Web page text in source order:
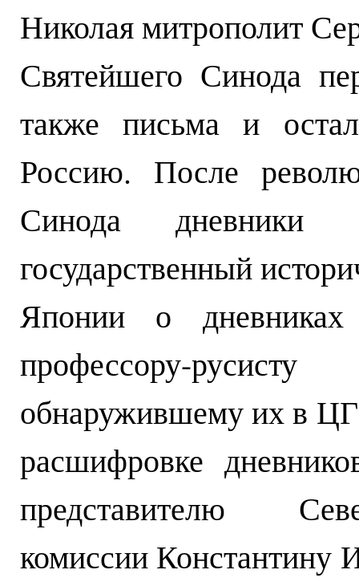
Николая митрополит
Святейшего Синода
также письма и
Россию. После
Синода дневники
государственный
Японии о дневниках
профессору-
обнаружившему их в
расшифровке
представителю
комиссии Константину